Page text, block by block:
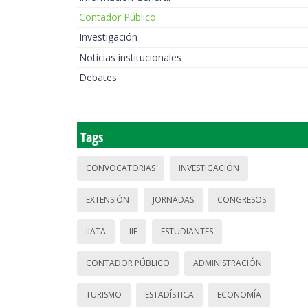
Contador Público
Investigación
Noticias institucionales
Debates
Tags
CONVOCATORIAS INVESTIGACIÓN
EXTENSIÓN JORNADAS CONGRESOS
IIATA IIE ESTUDIANTES
CONTADOR PÚBLICO ADMINISTRACIÓN
TURISMO ESTADÍSTICA ECONOMÍA